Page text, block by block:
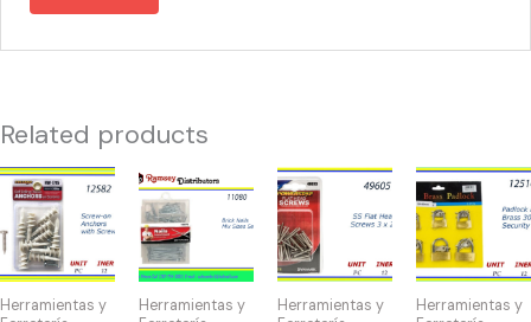
Related products
Herramientas y
12582
TORNILLOS
30
mm
Herramientas y
11080
-
D10975
Nails
Mix
Herramientas y
49605
-
HW-
40073
SS
Herramientas y
12516
-
CANDADO
DISPLAY(6)
30-